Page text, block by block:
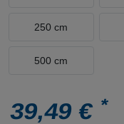
250 cm
500 cm
39,49 €*